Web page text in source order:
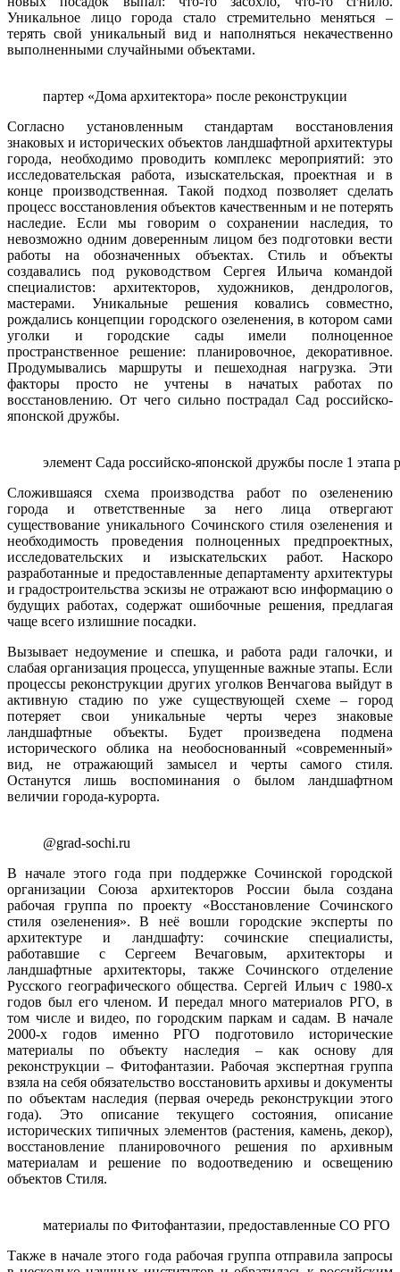
Уникальное лицо города стало стремительно меняться –
терять свой уникальный вид и наполняться некачественно
выполненными случайными объектами.
партер «Дома архитектора» после реконструкции
Согласно установленным стандартам восстановления
знаковых и исторических объектов ландшафтной архитектуры
города, необходимо проводить комплекс мероприятий: это
исследовательская работа, изыскательская, проектная и в
конце производственная. Такой подход позволяет сделать
процесс восстановления объектов качественным и не потерять
наследие. Если мы говорим о сохранении наследия, то
невозможно одним доверенным лицом без подготовки вести
работы на обозначенных объектах. Стиль и объекты
создавались под руководством Сергея Ильича командой
специалистов: архитекторов, художников, дендрологов,
мастерами. Уникальные решения ковались совместно,
рождались концепции городского озеленения, в котором сами
уголки и городские сады имели полноценное
пространственное решение: планировочное, декоративное.
Продумывались маршруты и пешеходная нагрузка. Эти
факторы просто не учтены в начатых работах по
восстановлению. От чего сильно пострадал Сад российско-
японской дружбы.
элемент Сада российско-японской дружбы после 1 этапа
Сложившаяся схема производства работ по озеленению
города и ответственные за него лица отвергают
существование уникального Сочинского стиля озеленения и
необходимость проведения полноценных предпроектных,
исследовательских и изыскательских работ. Наскоро
разработанные и предоставленные департаменту архитектуры
и градостроительства эскизы не отражают всю информацию о
будущих работах, содержат ошибочные решения, предлагая
чаще всего излишние посадки.
Вызывает недоумение и спешка, и работа ради галочки, и
слабая организация процесса, упущенные важные этапы. Если
процессы реконструкции других уголков Венчагова выйдут в
активную стадию по уже существующей схеме – город
потеряет свои уникальные черты через знаковые
ландшафтные объекты. Будет произведена подмена
исторического облика на необоснованный «современный»
вид, не отражающий замысел и черты самого стиля.
Останутся лишь воспоминания о былом ландшафтном
величии города-курорта.
@grad-sochi.ru
В начале этого года при поддержке Сочинской городской
организации Союза архитекторов России была создана
рабочая группа по проекту «Восстановление Сочинского
стиля озеленения». В неё вошли городские эксперты по
архитектуре и ландшафту: сочинские специалисты,
работавшие с Сергеем Вечаговым, архитекторы и
ландшафтные архитекторы, также Сочинского отделение
Русского географического общества. Сергей Ильич с 1980-х
годов был его членом. И передал много материалов РГО, в
том числе и видео, по городским паркам и садам. В начале
2000-х годов именно РГО подготовило исторические
материалы по объекту наследия – как основу для
реконструкции – Фитофантазии. Рабочая экспертная группа
взяла на себя обязательство восстановить архивы и документы
по объектам наследия (первая очередь реконструкции этого
года). Это описание текущего состояния, описание
исторических типичных элементов (растения, камень, декор),
восстановление планировочного решения по архивным
материалам и решение по водоотведению и освещению
объектов Стиля.
материалы по Фитофантазии, предоставленные СО РГО
Также в начале этого года рабочая группа отправила запросы